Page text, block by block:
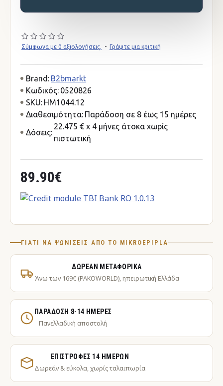
Σύμφωνα με 0 αξιολογήσεις. - Γράψτε μια κριτική
89.90€
Brand: B2bmarkt
Κωδικός: 0520826
SKU: HM1044.12
Διαθεσιμότητα: Παράδοση σε 8 έως 15 ημέρες
Δόσεις:
22.475 € x 4 μήνες άτοκα χωρίς
πιστωτική
ΓΙΑΤΊ ΝΑ ΨΩΝΊΣΕΙΣ ΑΠΌ ΤΟ MIKROEPIPLA
ΔΩΡΕΆΝ ΜΕΤΑΦΟΡΙΚΆ
Άνω των 169€ (PAKOWORLD), ηπειρωτική Ελλάδα
ΠΑΡΆΔΟΣΗ 8-14 ΗΜΈΡΕΣ
Πανελλαδική αποστολή
ΕΠΙΣΤΡΟΦΈΣ 14 ΗΜΕΡΏΝ
Δωρεάν & εύκολα, χωρίς ταλαιπωρία